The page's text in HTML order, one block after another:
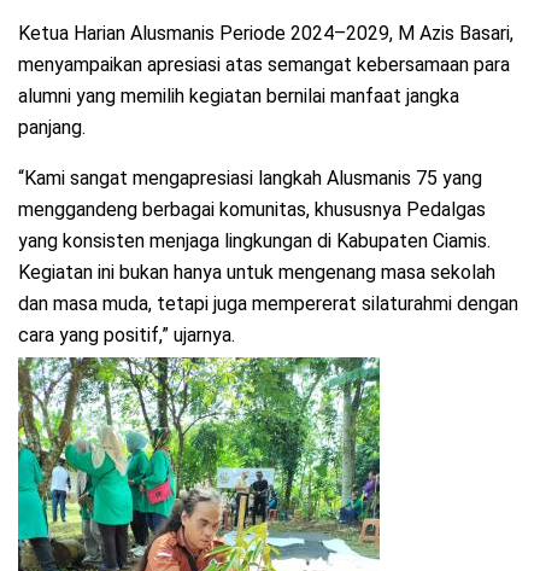
Ketua Harian Alusmanis Periode 2024–2029, M Azis Basari,
menyampaikan apresiasi atas semangat kebersamaan para
alumni yang memilih kegiatan bernilai manfaat jangka
panjang.
“Kami sangat mengapresiasi langkah Alusmanis 75 yang
menggandeng berbagai komunitas, khususnya Pedalgas
yang konsisten menjaga lingkungan di Kabupaten Ciamis.
Kegiatan ini bukan hanya untuk mengenang masa sekolah
dan masa muda, tetapi juga mempererat silaturahmi dengan
cara yang positif,” ujarnya.